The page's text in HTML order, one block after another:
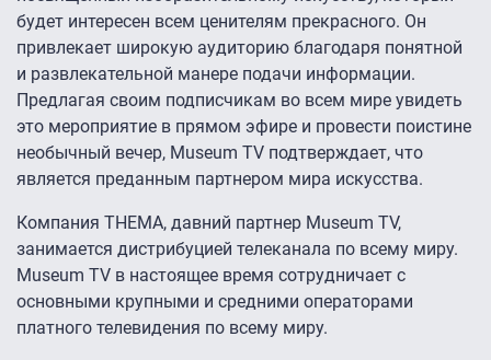
будет интересен всем ценителям прекрасного. Он
привлекает широкую аудиторию благодаря понятной
и развлекательной манере подачи информации.
Предлагая своим подписчикам во всем мире увидеть
это мероприятие в прямом эфире и провести поистине
необычный вечер, Museum TV подтверждает, что
является преданным партнером мира искусства.
Компания THEMA, давний партнер Museum TV,
занимается дистрибуцией телеканала по всему миру.
Museum TV в настоящее время сотрудничает с
основными крупными и средними операторами
платного телевидения по всему миру.